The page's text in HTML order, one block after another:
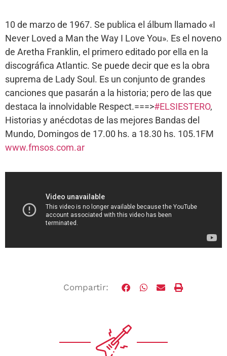
10 de marzo de 1967. Se publica el álbum llamado «I
Never Loved a Man the Way I Love You». Es el noveno
de Aretha Franklin, el primero editado por ella en la
discográfica Atlantic. Se puede decir que es la obra
suprema de Lady Soul. Es un conjunto de grandes
canciones que pasarán a la historia; pero de las que
destaca la innolvidable Respect.===>#ELSIESTERO,
Historias y anécdotas de las mejores Bandas del
Mundo, Domingos de 17.00 hs. a 18.30 hs. 105.1FM
www.fmsos.com.ar
Compartir: